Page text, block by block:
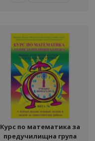
Курс по математика за
предучилищна група